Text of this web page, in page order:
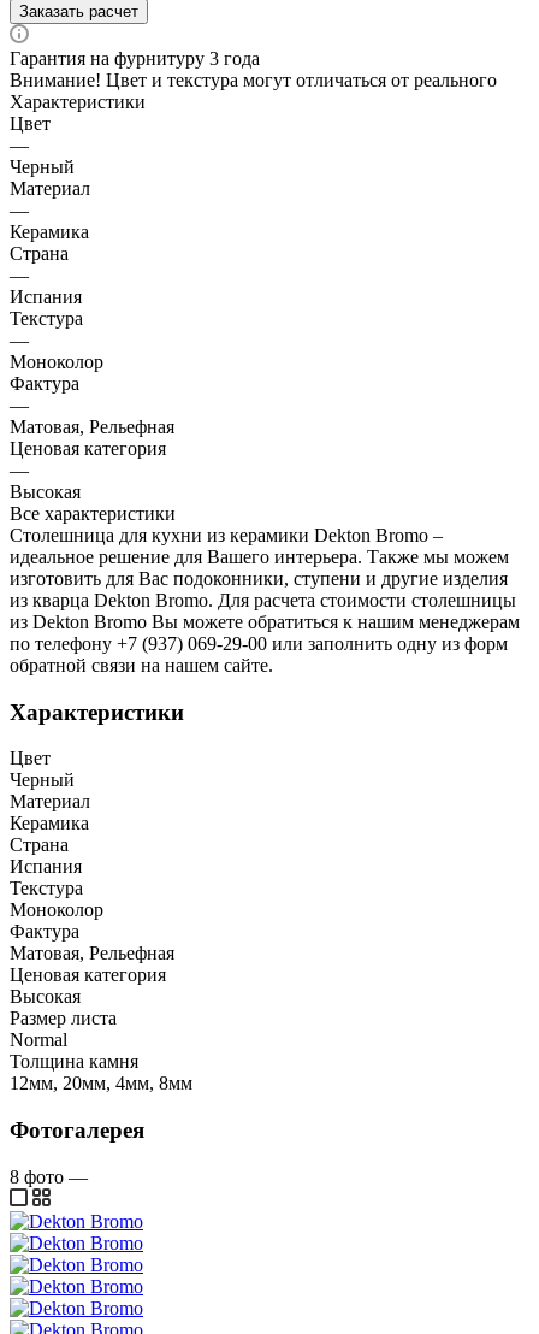
Заказать расчет
Гарантия на фурнитуру 3 года
Внимание! Цвет и текстура могут отличаться от реального
Характеристики
Цвет
—
Черный
Материал
—
Керамика
Страна
—
Испания
Текстура
—
Моноколор
Фактура
—
Матовая, Рельефная
Ценовая категория
—
Высокая
Все характеристики
Столешница для кухни из керамики Dekton Bromo –
идеальное решение для Вашего интерьера. Также мы можем
изготовить для Вас подоконники, ступени и другие изделия
из кварца Dekton Bromo. Для расчета стоимости столешницы
из Dekton Bromo Вы можете обратиться к нашим менеджерам
по телефону +7 (937) 069-29-00 или заполнить одну из форм
обратной связи на нашем сайте.
Характеристики
Цвет
Черный
Материал
Керамика
Страна
Испания
Текстура
Моноколор
Фактура
Матовая, Рельефная
Ценовая категория
Высокая
Размер листа
Normal
Толщина камня
12мм, 20мм, 4мм, 8мм
Фотогалерея
8 фото —